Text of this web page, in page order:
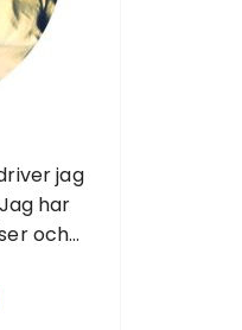
jag
har
och
Jag har
turism.